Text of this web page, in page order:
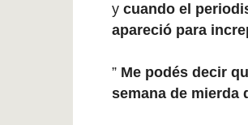
y cuando el
apareció para
” Me podés decir
semana de mierda